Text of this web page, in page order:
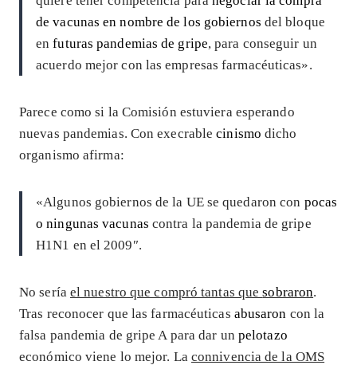
de vacunas en nombre de los gobiernos del bloque
enfuturas pandemias de gripe, para conseguir un
acuerdo mejor con las empresas farmacéuticas».
Parece como si la Comisión estuviera esperando
nuevas pandemias. Con execrablecinismo dicho
organismo afirma:
«Algunos gobiernos de la UE se quedaron con pocas
o ningunas vacunas contra la pandemia de gripe
H1N1 en el 2009″.
No sería el nuestro que compró tantas quesobraron.
Tras reconocer que las farmacéuticas abusaron con la
falsa pandemia de gripe A para dar un pelotazo
económico viene lo mejor. La connivencia de la OMS